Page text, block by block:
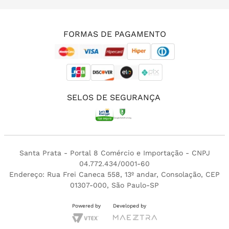
FORMAS DE PAGAMENTO
SELOS DE SEGURANÇA
Santa Prata - Portal 8 Comércio e Importação - CNPJ
04.772.434/0001-60
Endereço: Rua Frei Caneca 558, 13º andar, Consolação, CEP
01307-000, São Paulo-SP
Powered by Developed by